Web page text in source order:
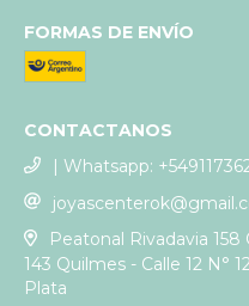
FORMAS DE ENVÍO
CONTACTANOS
| Whatsapp:
Peatonal Rivadavia
143 Quilmes - Calle 12 N°
Plata